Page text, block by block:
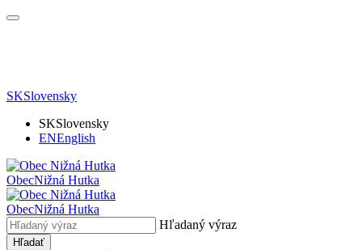
SKSlovensky
SKSlovensky
ENEnglish
ObecNižná Hutka
ObecNižná Hutka
Hľadaný výraz
Hľadať